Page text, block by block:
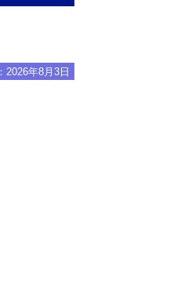
2026年8月3日